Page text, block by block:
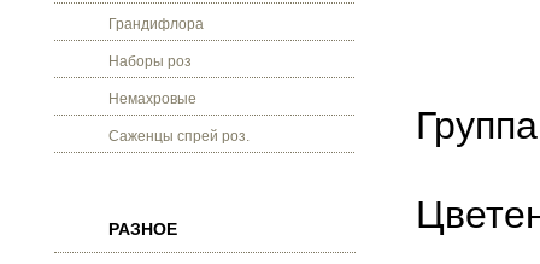
Грандифлора
Наборы роз
Немахровые
Саженцы спрей роз.
РАЗНОЕ